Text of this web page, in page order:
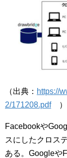
（出典： https://
2/171208.pdf）
Facebookや
スにしたクロス
ある。Googleや